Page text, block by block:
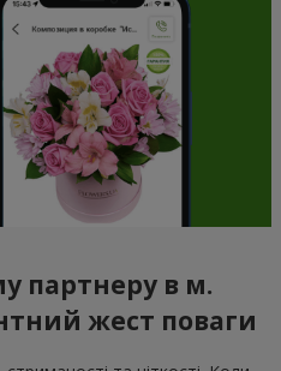
партнеру в м.
жест поваги